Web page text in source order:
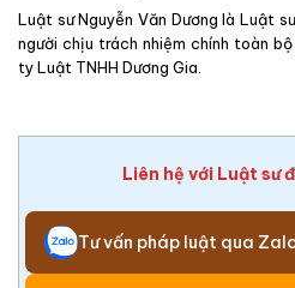
Luật sư Nguyễn Văn Dương là Luật
người chịu trách nhiệm chính toàn
ty Luật TNHH Dương Gia.
Liên hệ với Luật sư
Tư vấn pháp luật qua